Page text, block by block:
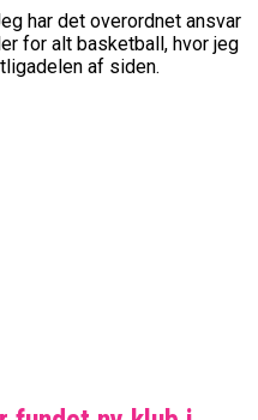
har det overordnet ansvar
for alt basketball, hvor jeg
af siden.